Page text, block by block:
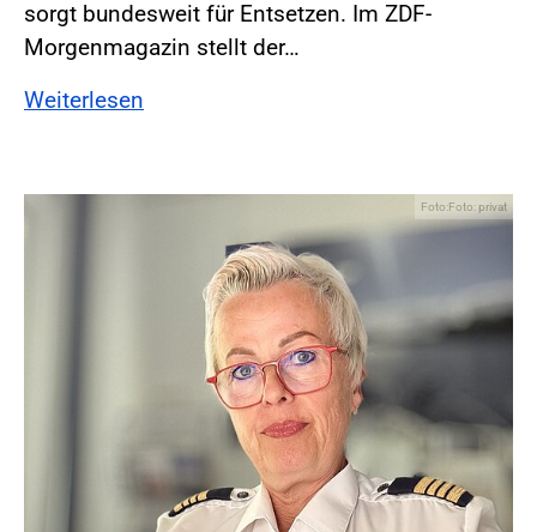
sorgt bundesweit für Entsetzen. Im ZDF-
Morgenmagazin stellt der…
Weiterlesen
Foto:Foto: privat